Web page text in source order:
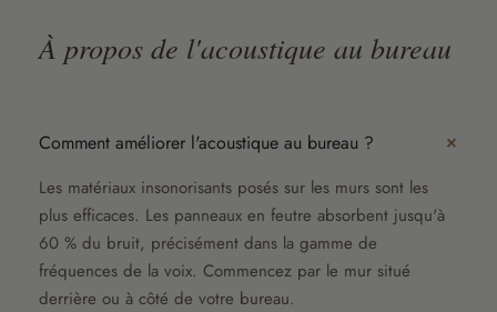
À propos de l'acoustique au bureau
Comment améliorer l'acoustique au bureau ?
Les matériaux insonorisants posés sur les murs sont les
plus efficaces. Les panneaux en feutre absorbent jusqu'à
60 % du bruit, précisément dans la gamme de
fréquences de la voix. Commencez par le mur situé
derrière ou à côté de votre bureau.